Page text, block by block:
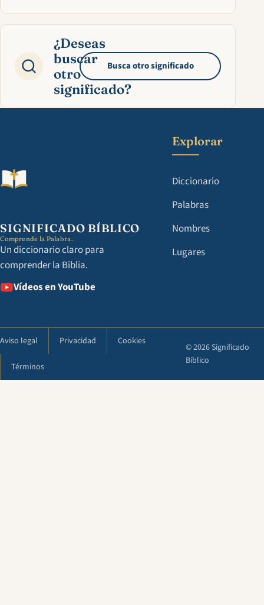
¿Deseas
buscar
otro
significado?
Busca otro significado
SIGNIFICADO BÍBLICO
Comprende la Palabra.
Un diccionario claro para
comprender la Biblia.
Vídeos en YouTube
Explorar
Diccionario
Palabras
Nombres
Lugares
Aviso legal Privacidad Cookies
Términos
© 2026 Significado
Bíblico